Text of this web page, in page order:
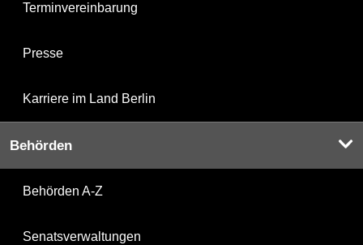
Terminvereinbarung
Presse
Karriere im Land Berlin
Behörden
Behörden A-Z
Senatsverwaltungen